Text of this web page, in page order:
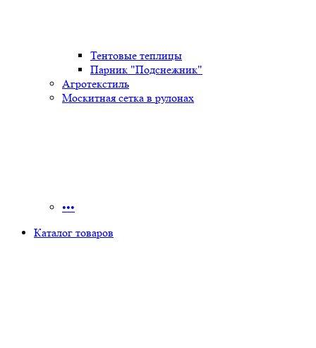
Тентовые теплицы
Парник "Подснежник"
Агротекстиль
Москитная сетка в рулонах
•••
Каталог товаров